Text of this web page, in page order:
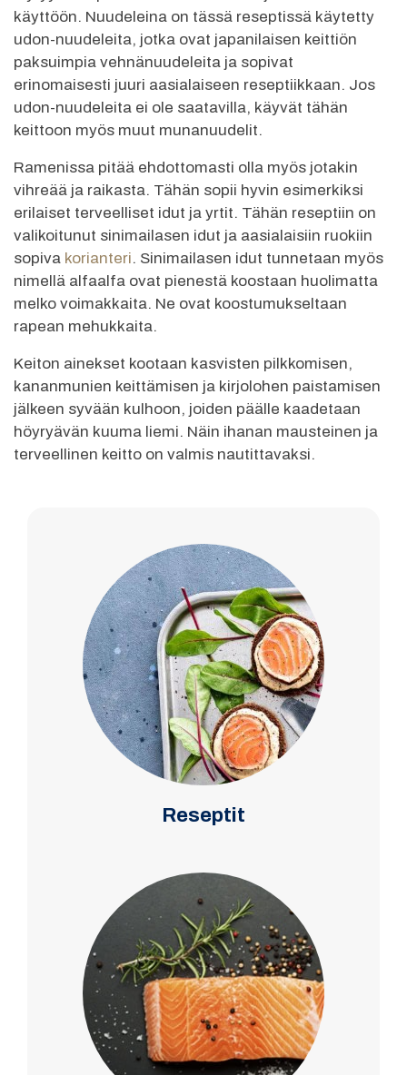
käyttöön. Nuudeleina on tässä reseptissä käytetty
udon-nuudeleita, jotka ovat japanilaisen keittiön
paksuimpia vehnänuudeleita ja sopivat
erinomaisesti juuri aasialaiseen reseptiikkaan. Jos
udon-nuudeleita ei ole saatavilla, käyvät tähän
keittoon myös muut munanuudelit.
Ramenissa pitää ehdottomasti olla myös jotakin
vihreää ja raikasta. Tähän sopii hyvin esimerkiksi
erilaiset terveelliset idut ja yrtit. Tähän reseptiin on
valikoitunut sinimailasen idut ja aasialaisiin ruokiin
sopiva korianteri. Sinimailasen idut tunnetaan myös
nimellä alfaalfa ovat pienestä koostaan huolimatta
melko voimakkaita. Ne ovat koostumukseltaan
rapean mehukkaita.
Keiton ainekset kootaan kasvisten pilkkomisen,
kananmunien keittämisen ja kirjolohen paistamisen
jälkeen syvään kulhoon, joiden päälle kaadetaan
höyryävän kuuma liemi. Näin ihanan mausteinen ja
terveellinen keitto on valmis nautittavaksi.
Reseptit